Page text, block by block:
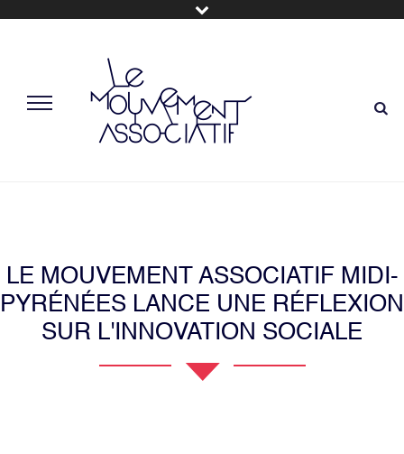
LE MOUVEMENT ASSOCIATIF MIDI-
PYRÉNÉES LANCE UNE RÉFLEXION
SUR L'INNOVATION SOCIALE